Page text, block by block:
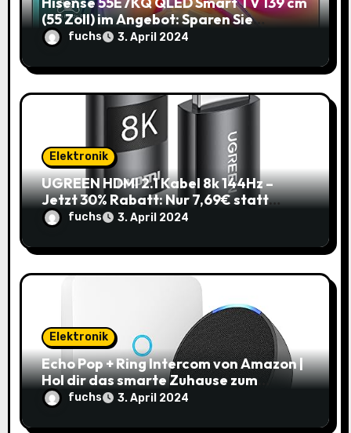
(55 Zoll) im Angebot: Sparen Sie
145,85€!
fuchs 3. April 2024
Elektronik
UGREEN HDMI 2.1 Kabel 8k 144Hz –
Jetzt 30% Rabatt: Nur 7,69€ statt
10,99€
fuchs 3. April 2024
Elektronik
Echo Pop + Ring Intercom von Amazon |
Hol dir das smarte Zuhause zum
Schnäppchenpreis!
fuchs 3. April 2024